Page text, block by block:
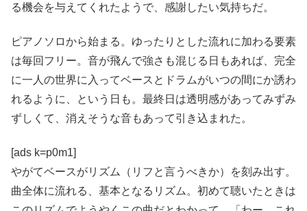
る機会を与えてくれたようで、感謝したい気持ちだ。
ピアノソロから始まる。ゆったりとした流れに加わる要素
は毎回フリー。音が飛んで強さも混じる日もあれば、完全
に一人の世界に入ってベースとドラムがいつの間にか誘わ
れるように、という日も。最終日は透明感があってみずみ
ずしくて、消えそうな音もあって引き込まれた。
[ads k=p0m1]
やがてベースがリズム（リフと言うべきか）を刻み出す。
曲全体に流れる、基本となるリズム。初めて聴いたときは